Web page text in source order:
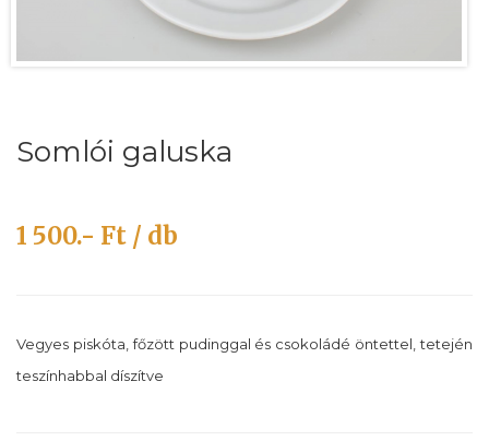
Somlói galuska
1 500.- Ft / db
Vegyes piskóta, főzött pudinggal és csokoládé öntettel, tetején
teszínhabbal díszítve